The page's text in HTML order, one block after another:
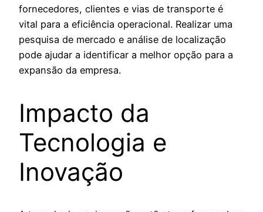
fornecedores, clientes e vias de transporte é
vital para a eficiência operacional. Realizar uma
pesquisa de mercado e análise de localização
pode ajudar a identificar a melhor opção para a
expansão da empresa.
Impacto da
Tecnologia e
Inovação